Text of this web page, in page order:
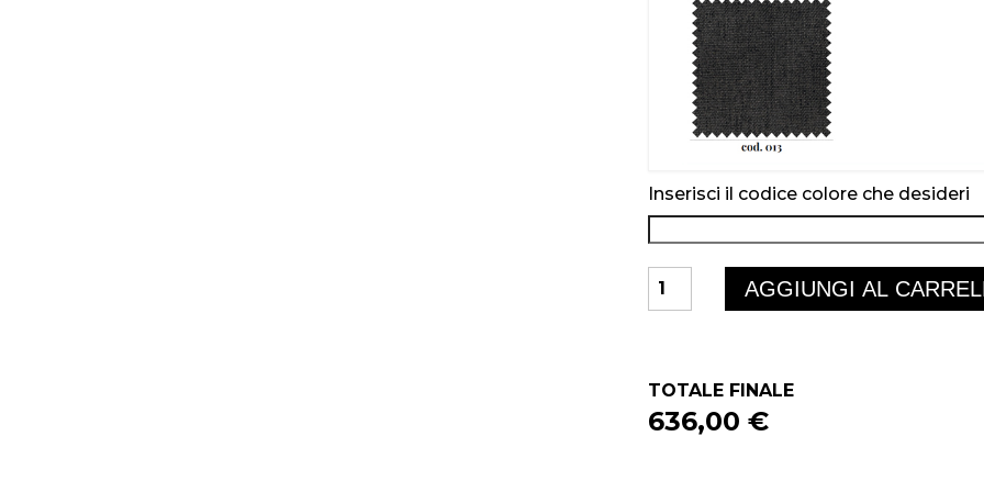
Inserisci il codice colore che desideri
quantità
AGGIUNGI AL
TOTALE FINALE
636,00 €